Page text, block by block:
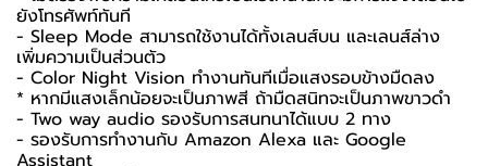
ยังโทรศัพท์ทันที
- Sleep Mode สามารถใช้งานได้ทั้งเลนส์บน และเลนส์ล่าง
เพิ่มความเป็นส่วนตัว
- Color Night Vision ทำงานทันทีเมื่อแสงรอบข้างมืดลง
* หากมีแสงเล็กน้อยจะเป็นภาพสี ถ้ามืดสนิทจะเป็นภาพขาวดำ
- Two way audio รองรับการสนทนาได้แบบ 2 ทาง
- รองรับการทำงานกับ Amazon Alexa และ Google
Assistant